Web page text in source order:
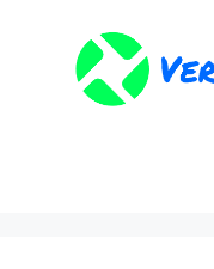
contenuto